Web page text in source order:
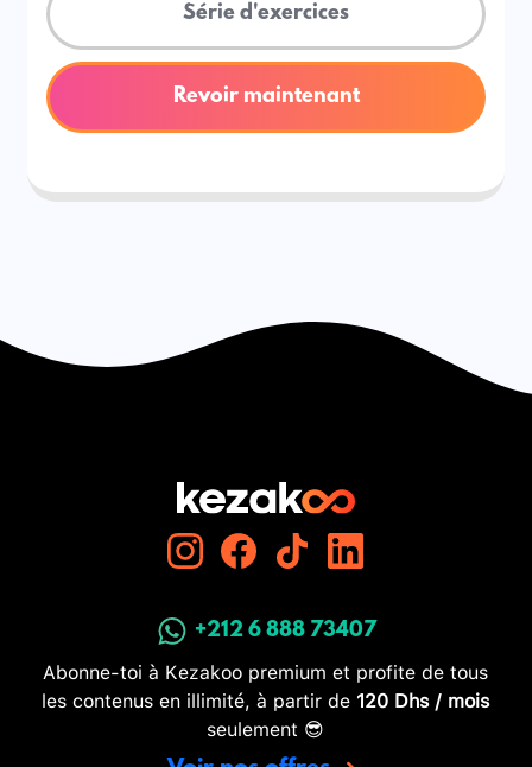
Série d'exercices
Revoir maintenant
+212 6 888 73407
Abonne-toi à Kezakoo premium et profite de tous
les contenus en illimité, à partir de 120 Dhs / mois
seulement 😎